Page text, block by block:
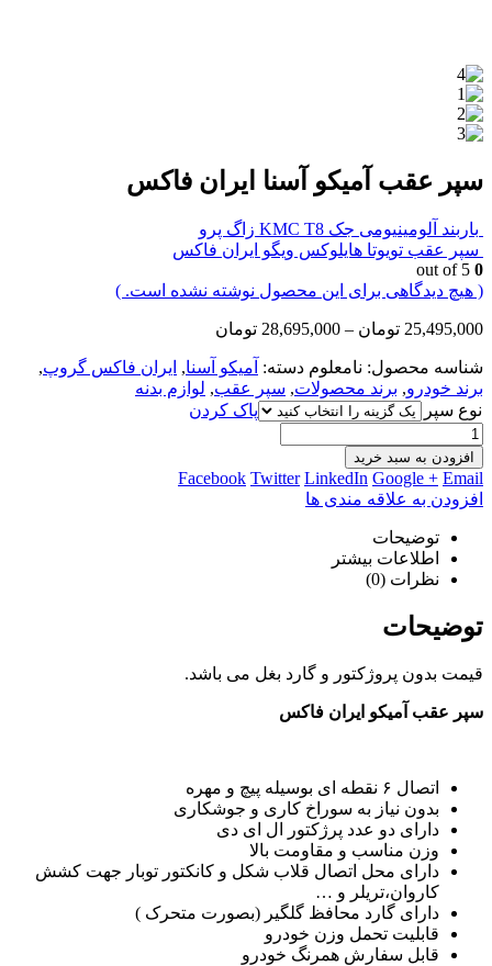
سپر عقب آمیکو آسنا ایران فاکس
باربند آلومینیومی جک KMC T8 زاگ پرو
سپر عقب تویوتا هایلوکس ویگو ایران فاکس
0
( هیچ دیدگاهی برای این محصول نوشته نشده است. )
25,495,000 تومان –
28,695,000 تومان
شناسه محصول: نامعلوم دسته: آمیکو آسنا, ایران فاکس گروپ,
برند خودرو, برند محصولات, سپر عقب, لوازم بدنه
نوع سپر
پاک کردن
افزودن به سبد خرید
Facebook Twitter LinkedIn Google + Email
افزودن به علاقه مندی ها
توضیحات
اطلاعات بیشتر
نظرات (0)
توضیحات
قیمت بدون پروژکتور و گارد بغل می باشد.
سپر عقب آمیکو ایران فاکس
اتصال ۶ نقطه ای بوسیله پیچ و مهره
بدون نیاز به سوراخ کاری و جوشکاری
دارای دو عدد پرژکتور ال ای دی
وزن مناسب و مقاومت بالا
دارای محل اتصال قلاب شکل و کانکتور توبار جهت کشش
کاروان،تریلر و …
دارای گارد محافظ گلگیر (بصورت متحرک )
قابلیت تحمل وزن خودرو
قابل سفارش همرنگ خودرو